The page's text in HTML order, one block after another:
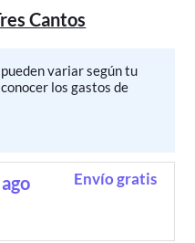
Cantos
variar según tu
los gastos de
Envío gratis